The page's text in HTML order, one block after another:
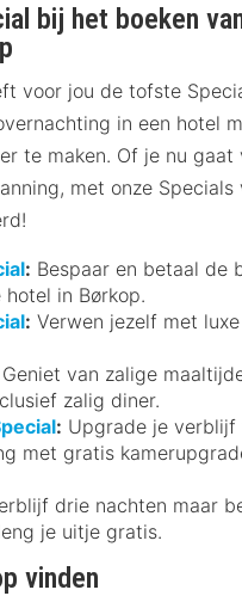
bij het boeken
voor jou de tofste
in een hotel
te maken. Of je nu gaat
met onze Specials
: Bespaar en betaal de
in Børkop.
: Verwen jezelf met
Geniet van zalige
zalig diner.
: Upgrade je verblijf
met gratis
drie nachten maar
je uitje gratis.
vinden